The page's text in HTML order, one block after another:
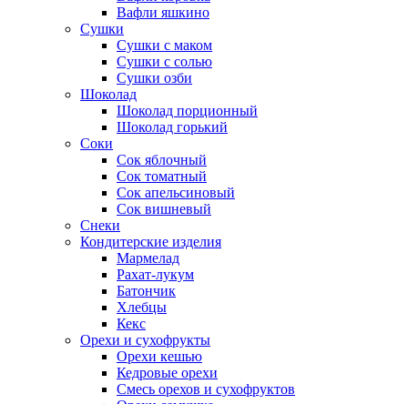
Вафли яшкино
Сушки
Сушки с маком
Сушки с солью
Сушки озби
Шоколад
Шоколад порционный
Шоколад горький
Соки
Сок яблочный
Сок томатный
Сок апельсиновый
Сок вишневый
Снеки
Кондитерские изделия
Мармелад
Рахат-лукум
Батончик
Хлебцы
Кекс
Орехи и сухофрукты
Орехи кешью
Кедровые орехи
Смесь орехов и сухофруктов